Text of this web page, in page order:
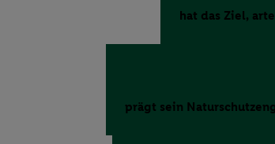
hat das Ziel,
prägt sein